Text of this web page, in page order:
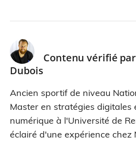
Contenu vérifié par
Dubois
Ancien sportif de niveau
Master en stratégies digitales
numérique à l'Université de
éclairé d'une expérience chez